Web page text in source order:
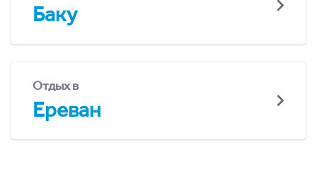
Баку
Отдых в
Ереван